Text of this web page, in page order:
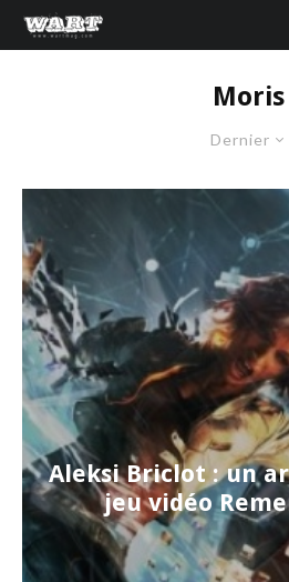
Moris
Dernier
Aleksi Briclot : un
jeu vidéo